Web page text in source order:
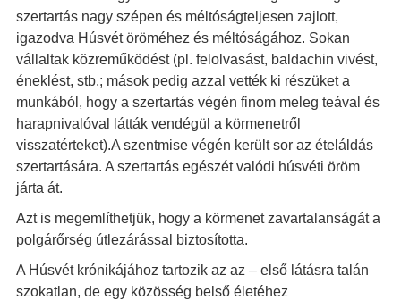
szertartás nagy szépen és méltóságteljesen zajlott,
igazodva Húsvét öröméhez és méltóságához. Sokan
vállaltak közreműködést (pl. felolvasást, baldachin vivést,
éneklést, stb.; mások pedig azzal vették ki részüket a
munkából, hogy a szertartás végén finom meleg teával és
harapnivalóval látták vendégül a körmenetről
visszatérteket).A szentmise végén került sor az ételáldás
szertartására. A szertartás egészét valódi húsvéti öröm
járta át.
Azt is megemlíthetjük, hogy a körmenet zavartalanságát a
polgárőrség útlezárással biztosította.
A Húsvét krónikájához tartozik az az – első látásra talán
szokatlan, de egy közösség belső életéhez